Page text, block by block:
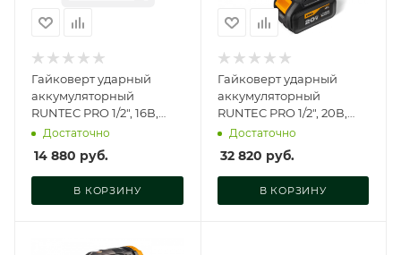
Гайковерт ударный
аккумуляторный
RUNTEC PRO 1/2", 16В,
2*2Ач, 180Нм RUNTEC,
Достаточно
14 880 руб.
В КОРЗИНУ
Гайковерт ударный
аккумуляторный
RUNTEC PRO 1/2", 20В,
2*4Ач, 750Нм, RT-IW750
Достаточно
32 820 руб.
В КОРЗИНУ